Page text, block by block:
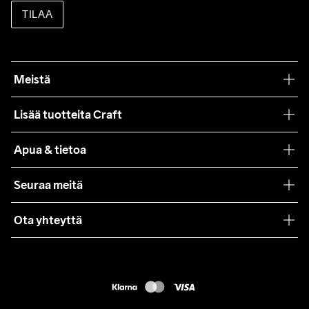
TILAA
Meistä
Lisää tuotteita Craft
Yhteistyöt
Lehdistö
Apua & tietoa
Käyttöehdot
Asiakaspalvelu
Seuraa meitä
Ota yhteyttä